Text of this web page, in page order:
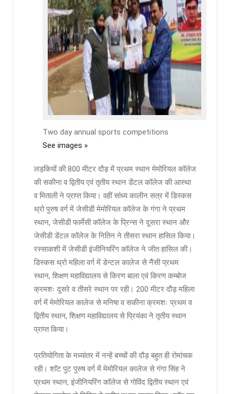
Two day annual sports competitions
See images »
लड़कियों की 800 मीटर दौड़ में प्रथम स्थान मेमोरियल कॉलेज
की सकीना व द्वितीय एवं तृतीय स्थान डेंटल कॉलेज की आस्था
व मिताली ने प्राप्त किया। वहीं सांध्य कालीन सत्र में डिस्कस
थ्रो पुरुष वर्ग में जेसीडी मेमोरियल कॉलेज के गंगा ने प्रथम
स्थान, जेसीडी फार्मेसी कॉलेज के प्रिन्स ने दूसरा स्थान और
जेसीडी डेंटल कॉलेज के नितिन ने तीसरा स्थान हासिल किया।
रस्साकशी में जेसीडी इंजीनियरिंग कॉलेज ने जीत हासिल की।
डिस्कस थ्रो महिला वर्ग में डेन्टल कालेज से नैंसी प्रथम
स्थान, शिक्षण महाविद्यालय से किरण बाला एवं किरण कम्बोज
क्रमशः दूसरे व तीसरे स्थान पर रही। 200 मीटर दौड़ महिला
वर्ग में मेमोरियल कालेज से मनिषा व सकीना क्रमशः प्रथम व
द्वितीय स्थान, शिक्षण महाविद्यालय से प्रियंका ने तृतीय स्थान
प्राप्त किया।
प्रतियोगिता के मध्यांतर में नन्हें बच्चों की दौड़ बहुत ही रोमांचक
रही। शाॅट पुट पुरुष वर्ग में मेमोरियल कालेज से गंगा सिंह ने
प्रथम स्थान, इंजीनियरिंग कॉलेज से गोविंद द्वितीय स्थान एवं